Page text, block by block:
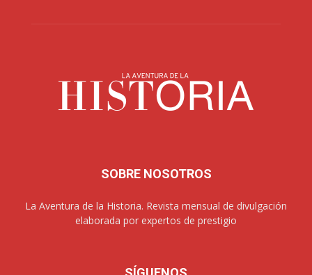
SOBRE NOSOTROS
La Aventura de la Historia. Revista mensual de divulgación
elaborada por expertos de prestigio